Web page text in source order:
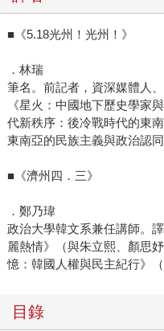
■《5.18光州！光州！》
．林瑞
筆名。前記者，資深媒體人
《星火：中國地下歷史學家
代新秩序：後冷戰時代的東
東南亞的民族主義與政治認同
■《濟州四．三》
．鄭乃瑋
政治大學韓文系兼任講師。
麗熱情》（與朱立熙、顏思
憶：韓國人權與民主紀行》
目錄